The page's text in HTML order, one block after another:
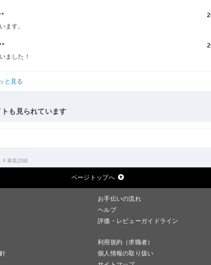
ます。
ました！
と見る
も見られています
募集詳細
ページトップへ
お手伝いの流れ
ヘルプ
評価・レビューガイドライン
利用規約（求職者）
個人情報の取り扱い